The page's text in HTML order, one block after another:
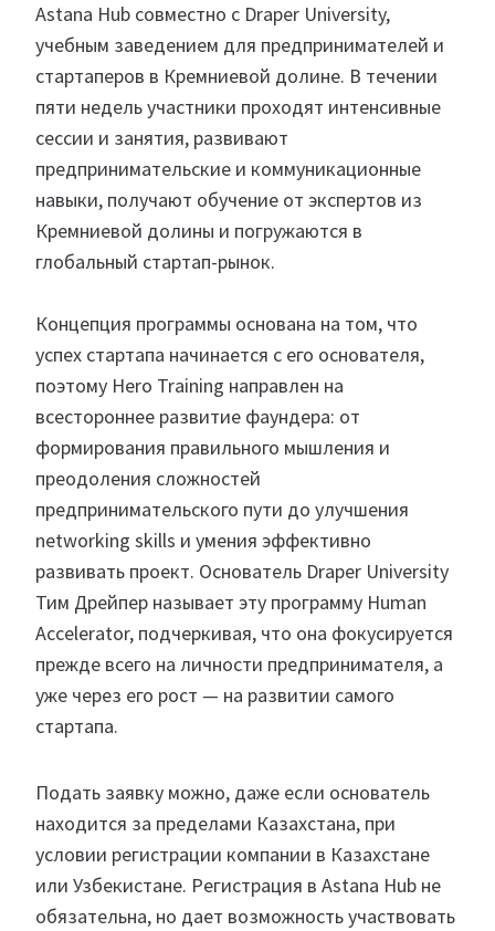
Astana Hub совместно с Draper University,
учебным заведением для предпринимателей и
стартаперов в Кремниевой долине. В течении
пяти недель участники проходят интенсивные
сессии и занятия, развивают
предпринимательские и коммуникационные
навыки, получают обучение от экспертов из
Кремниевой долины и погружаются в
глобальный стартап-рынок.
Концепция программы основана на том, что
успех стартапа начинается с его основателя,
поэтому Hero Training направлен на
всестороннее развитие фаундера: от
формирования правильного мышления и
преодоления сложностей
предпринимательского пути до улучшения
networking skills и умения эффективно
развивать проект. Основатель Draper University
Тим Дрейпер называет эту программу Human
Accelerator, подчеркивая, что она фокусируется
прежде всего на личности предпринимателя, а
уже через его рост — на развитии самого
стартапа.
Подать заявку можно, даже если основатель
находится за пределами Казахстана, при
условии регистрации компании в Казахстане
или Узбекистане. Регистрация в Astana Hub не
обязательна, но дает возможность участвовать